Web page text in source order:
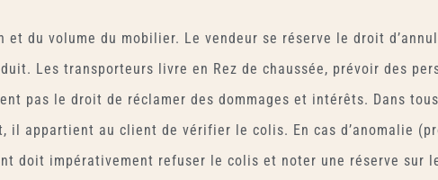
du volume du mobilier. Le vendeur se réserve le droit
Les transporteurs livre en Rez de chaussée, prévoir des
pas le droit de réclamer des dommages et intérêts. Dans
appartient au client de vérifier le colis. En cas d’anomalie
doit impérativement refuser le colis et noter une réserve sur